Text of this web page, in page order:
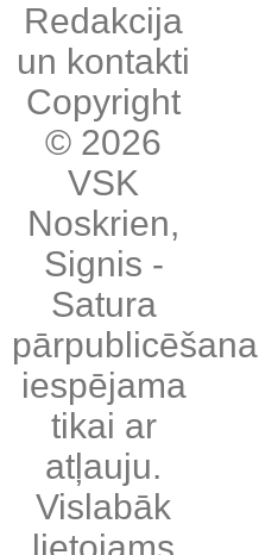
Redakcija
un kontakti
Copyright
© 2026
VSK
Noskrien,
Signis -
Satura
pārpublicēšana
iespējama
tikai ar
atļauju.
Vislabāk